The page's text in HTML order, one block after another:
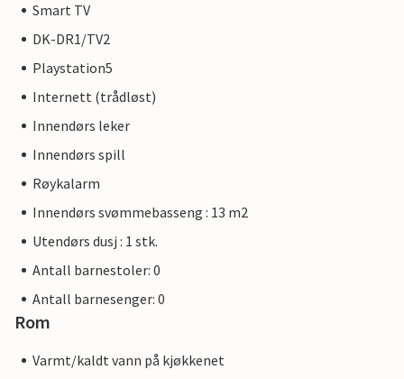
Smart TV
DK-DR1/TV2
Playstation5
Internett (trådløst)
Innendørs leker
Innendørs spill
Røykalarm
Innendørs svømmebasseng : 13 m2
Utendørs dusj : 1 stk.
Antall barnestoler: 0
Antall barnesenger: 0
Rom
Varmt/kaldt vann på kjøkkenet